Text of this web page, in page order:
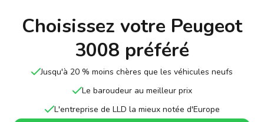
Choisissez votre Peugeot
3008 préféré
Jusqu'à 20 % moins chères que les véhicules neufs
Le baroudeur au meilleur prix
L'entreprise de LLD la mieux notée d'Europe